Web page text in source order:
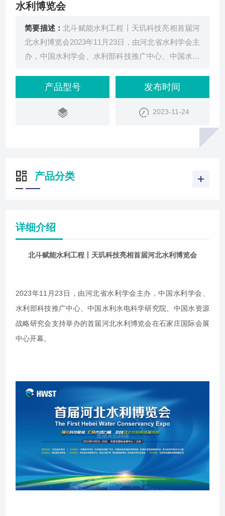
水利博览会
简要描述：北斗赋能水利工程丨天玑科技亮相首届河
北水利博览会2023年11月23日，由河北省水利学会主
办，中国水利学会、水利部科技推广中心、中国水利
首届河北水利博览会在石家庄国际会展中心开幕。北
京天玑科技有限公司盛装亮相，携水利水电行业产品
和解决方案亮相参会，重点展示了北斗三天线一体化
终端接收机、GNSS监测接收机、一体化数据采集
产品型号 发布时间
2023-11-24
产品分类
详细介绍
北斗赋能水利工程丨天玑科技亮相首届河北水利博览会
2023年11月23日，由河北省水利学会主办，中国水利学会、
水利部科技推广中心、中国水利水电科学研究院、中国水资源
战略研究会支持举办的首届河北水利博览会在石家庄国际会展
中心开幕。